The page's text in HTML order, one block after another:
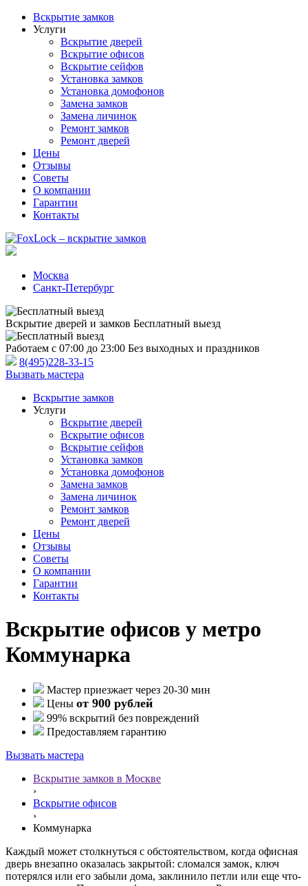
Вскрытие замков
Услуги
Вскрытие дверей
Вскрытие офисов
Вскрытие сейфов
Установка замков
Установка домофонов
Замена замков
Замена личинок
Ремонт замков
Ремонт дверей
Цены
Отзывы
Советы
О компании
Гарантии
Контакты
Москва
Санкт-Петербург
Вскрытие дверей и замков Бесплатный выезд
Работаем с 07:00 до 23:00 Без выходных и праздников
8(495)228-33-15
Вызвать мастера
Вскрытие замков
Услуги
Вскрытие дверей
Вскрытие офисов
Вскрытие сейфов
Установка замков
Установка домофонов
Замена замков
Замена личинок
Ремонт замков
Ремонт дверей
Цены
Отзывы
Советы
О компании
Гарантии
Контакты
Вскрытие офисов у метро
Коммунарка
Мастер приезжает через 20-30 мин
Цены от 900 рублей
99% вскрытий без повреждений
Предоставляем гарантию
Вызвать мастера
Вскрытие замков в Москве
›
Вскрытие офисов
›
Коммунарка
Каждый может столкнуться с обстоятельством, когда офисная
дверь внезапно оказалась закрытой: сломался замок, ключ
потерялся или его забыли дома, заклинило петли или еще что-